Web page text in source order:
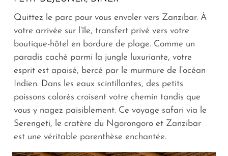
Quittez le parc pour vous envoler vers Zanzibar. À
votre arrivée sur l’île, transfert privé vers votre
boutique-hôtel en bordure de plage. Comme un
paradis caché parmi la jungle luxuriante, votre
esprit est apaisé, bercé par le murmure de l’océan
Indien. Dans les eaux scintillantes, des petits
poissons colorés croisent votre chemin tandis que
vous y nagez paisiblement. Ce voyage safari via le
Serengeti, le cratère du Ngorongoro et Zanzibar
est une véritable parenthèse enchantée.